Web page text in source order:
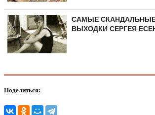
САМЫЕ
ВЫХОДКИ СЕРГЕЯ
Поделиться: